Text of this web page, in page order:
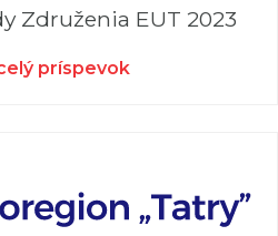
Združenia EUT 2023
príspevok